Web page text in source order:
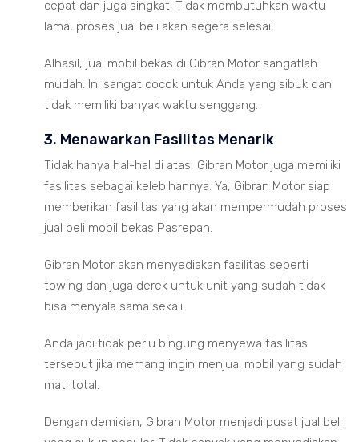
cepat dan juga singkat. Tidak membutuhkan waktu
lama, proses jual beli akan segera selesai.
Alhasil, jual mobil bekas di Gibran Motor sangatlah
mudah. Ini sangat cocok untuk Anda yang sibuk dan
tidak memiliki banyak waktu senggang.
3. Menawarkan Fasilitas Menarik
Tidak hanya hal-hal di atas, Gibran Motor juga memiliki
fasilitas sebagai kelebihannya. Ya, Gibran Motor siap
memberikan fasilitas yang akan mempermudah proses
jual beli mobil bekas Pasrepan.
Gibran Motor akan menyediakan fasilitas seperti
towing dan juga derek untuk unit yang sudah tidak
bisa menyala sama sekali.
Anda jadi tidak perlu bingung menyewa fasilitas
tersebut jika memang ingin menjual mobil yang sudah
mati total.
Dengan demikian, Gibran Motor menjadi pusat jual beli